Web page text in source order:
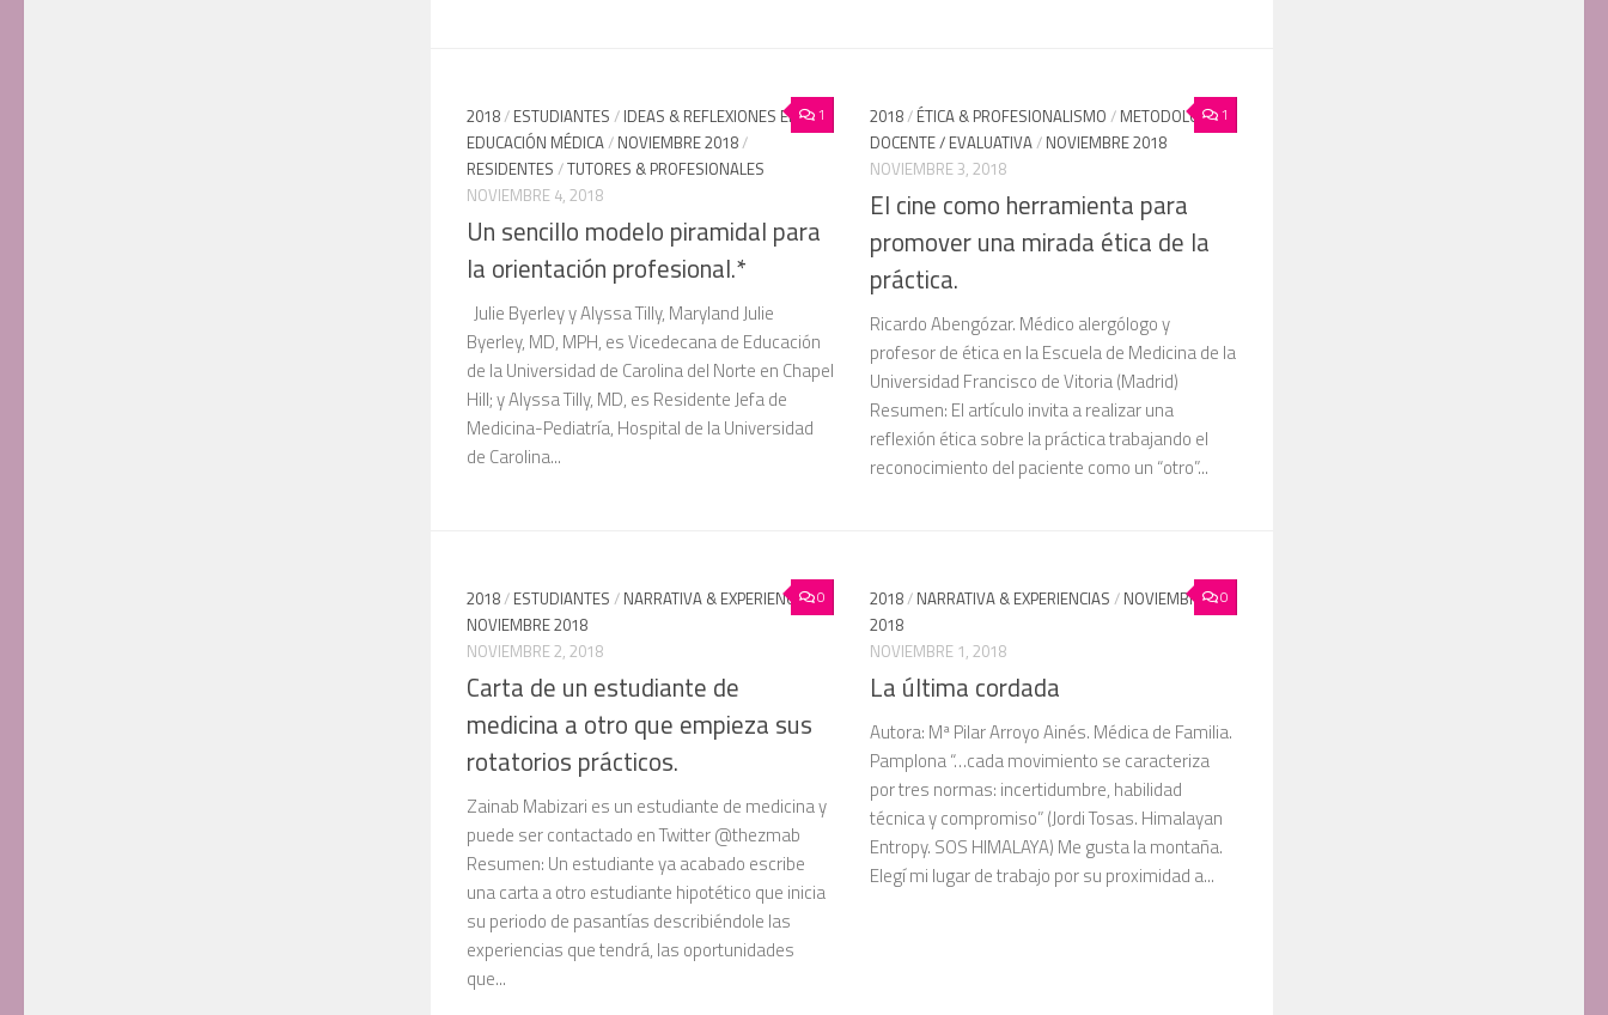
1
2018/ ESTUDIANTES / IDEAS & REFLEXIONES EN
EDUCACIÓN MÉDICA/ NOVIEMBRE 2018/
RESIDENTES /TUTORES & PROFESIONALES
NOVIEMBRE 4, 2018
Un sencillo modelo piramidal para
la orientación profesional.*
Julie Byerley y Alyssa Tilly, Maryland Julie
Byerley, MD, MPH, es Vicedecana de Educación
de la Universidad de Carolina del Norte en Chapel
Hill; y Alyssa Tilly, MD, es Residente Jefa de
Medicina-Pediatría, Hospital de la Universidad
de Carolina...
1
2018/ ÉTICA & PROFESIONALISMO / METODOLOGÍA
DOCENTE / EVALUATIVA/ NOVIEMBRE 2018
NOVIEMBRE 3, 2018
El cine como herramienta para
promover una mirada ética de la
práctica.
Ricardo Abengózar. Médico alergólogo y
profesor de ética en la Escuela de Medicina de la
Universidad Francisco de Vitoria (Madrid)
Resumen: El artículo invita a realizar una
reflexión ética sobre la práctica trabajando el
reconocimiento del paciente como un “otro”...
0
2018/ ESTUDIANTES / NARRATIVA & EXPERIENCIAS/
NOVIEMBRE 2018
NOVIEMBRE 2, 2018
Carta de un estudiante de
medicina a otro que empieza sus
rotatorios prácticos.
Zainab Mabizari es un estudiante de medicina y
puede ser contactado en Twitter @thezmab
Resumen: Un estudiante ya acabado escribe
una carta a otro estudiante hipotético que inicia
su periodo de pasantías describiéndole las
experiencias que tendrá, las oportunidades
que...
0
2018/ NARRATIVA & EXPERIENCIAS / NOVIEMBRE
2018
NOVIEMBRE 1, 2018
La última cordada
Autora: Mª Pilar Arroyo Ainés. Médica de Familia.
Pamplona “…cada movimiento se caracteriza
por tres normas: incertidumbre, habilidad
técnica y compromiso” (Jordi Tosas. Himalayan
Entropy. SOS HIMALAYA) Me gusta la montaña.
Elegí mi lugar de trabajo por su proximidad a...